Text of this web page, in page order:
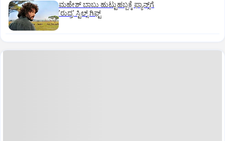
ಮಹೇಶ್‌ ಬಾಬು ಹುಟ್ಟುಹಬ್ಬಕ್ಕೆ ಫ್ಯಾನ್ಸ್‌ಗೆ
ʼರುದ್ರʼ ಸ್ಟಿಲ್ಸ್‌ ಗಿಫ್ಟ್